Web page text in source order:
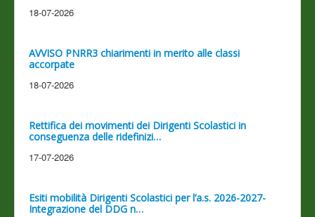
18-07-2026
AVVISO PNRR3 chiarimenti in merito alle classi
accorpate
18-07-2026
Rettifica dei movimenti dei Dirigenti Scolastici in
conseguenza delle ridefinizi…
17-07-2026
Esiti mobilità Dirigenti Scolastici per l’a.s. 2026-2027-
Integrazione del DDG n…